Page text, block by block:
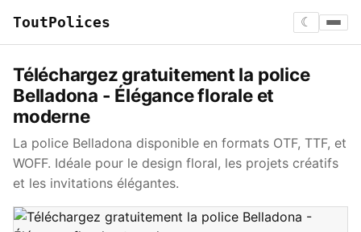
ToutPolices ☾
Téléchargez gratuitement la police
Belladona - Élégance florale et
moderne
La police Belladona disponible en formats OTF, TTF, et
WOFF. Idéale pour le design floral, les projets créatifs
et les invitations élégantes.